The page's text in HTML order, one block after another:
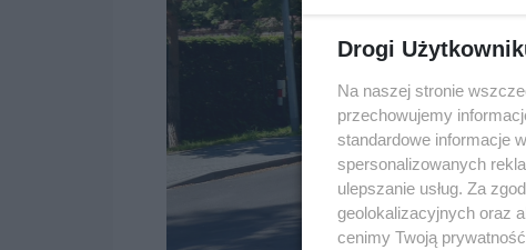
Drogi
Na naszej stronie
przechowujemy
standardowe informacje
spersonalizowanych
ulepszanie usług. Za
geolokalizacyjnych oraz
cenimy Twoją